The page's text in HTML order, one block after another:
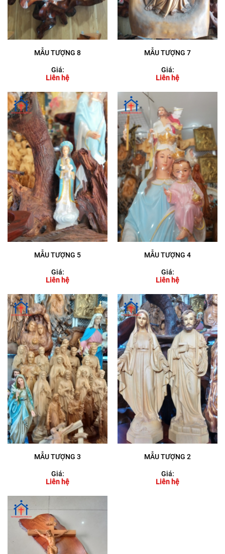
MẪU TƯỢNG 8
Giá:
Liên hệ
MẪU TƯỢNG 7
Giá:
Liên hệ
MẪU TƯỢNG 5
Giá:
Liên hệ
MẪU TƯỢNG 4
Giá:
Liên hệ
MẪU TƯỢNG 3
Giá:
Liên hệ
MẪU TƯỢNG 2
Giá:
Liên hệ